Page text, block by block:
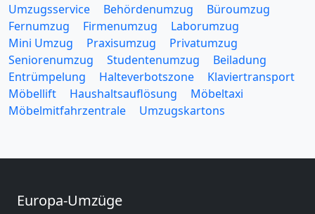
Umzugsservice Behördenumzug
Büroumzug
Fernumzug
Firmenumzug
Laborumzug
Mini Umzug
Praxisumzug
Privatumzug
Seniorenumzug
Studentenumzug
Beiladung
Entrümpelung
Halteverbotszone
Klaviertransport
Möbellift
Haushaltsauflösung
Möbeltaxi
Möbelmitfahrzentrale
Umzugskartons
Europa-Umzüge